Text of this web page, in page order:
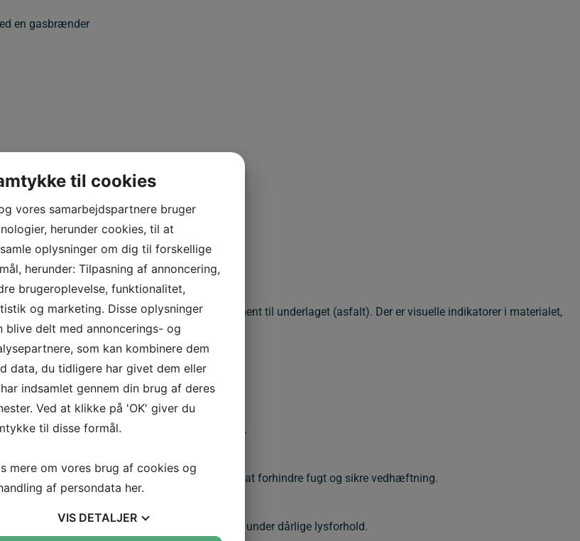
en gasbrænder
opvarmes til de smelter og binder sig permanent til underlaget (asfalt). Der er visuelle indikatorer i materialet,
Maling slides hurtigere af trafik og vejr.
er fugtig, kan gasbrænderen bruges til at forhindre fugt og sikre vedhæftning.
refleks og dermed bedre synlighed i mørke og under dårlige lysforhold.
til cookies
vores samarbejdspartnere bruger
herunder cookies, til at
oplysninger om dig til forskellige
herunder: Tilpasning af annoncering,
brugeroplevelse, funktionalitet,
og marketing. Disse oplysninger
blive delt med annoncerings- og
som kan kombinere dem
data, du tidligere har givet dem eller
indsamlet gennem din brug af deres
Ved at klikke på 'OK' giver du
til disse formål.
mere om vores brug af cookies og
af persondata her.
VIS DETALJER